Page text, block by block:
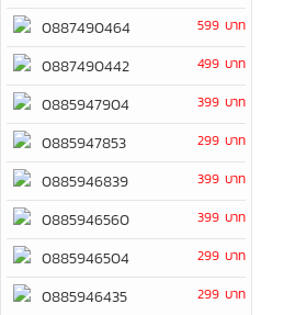
0887490464 599 บาท
0887490442 499 บาท
0885947904 399 บาท
0885947853 299 บาท
0885946839 399 บาท
0885946560 399 บาท
0885946504 299 บาท
0885946435 299 บาท